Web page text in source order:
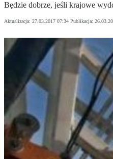
Będzie dobrze, jeśli krajowe
Aktualizacja: 27.03.2017 07:34 Publikacja: